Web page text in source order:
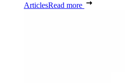
ArticlesRead more